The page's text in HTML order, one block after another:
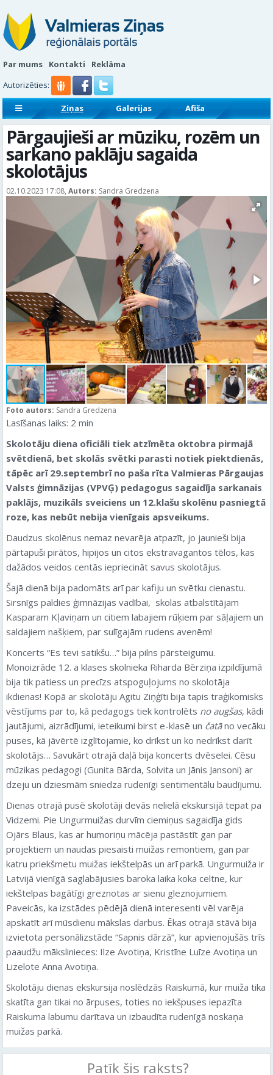
Par mums Kontakti
Reklāma
Autorizēties:
Ziņas Galerijas
Afiša
Sludinājumi
Reklāmraksti
Pārgaujieši ar mūziku, rozēm un
sarkano paklāju sagaida
skolotājus
02.10.2023 17:08, Autors: Sandra Gredzena
Foto autors: Sandra Gredzena
Lasīšanas laiks: 2 min
Skolotāju diena oficiāli tiek atzīmēta oktobra pirmajā
svētdienā, bet skolās svētki parasti notiek piektdienās,
tāpēc arī 29.septembrī no paša rīta Valmieras Pārgaujas
Valsts ģimnāzijas (VPVĢ) pedagogus sagaidīja sarkanais
paklājs, muzikāls sveiciens un 12.klašu skolēnu pasniegtā
roze, kas nebūt nebija vienīgais apsveikums.
Daudzus skolēnus nemaz nevarēja atpazīt, jo jaunieši bija
pārtapuši pirātos, hipijos un citos ekstravagantos tēlos, kas
dažādos veidos centās iepriecināt savus skolotājus.
Šajā dienā bija padomāts arī par kafiju un svētku cienastu.
Sirsnīgs paldies ģimnāzijas vadībai, skolas atbalstītājam
Kasparam Kļaviņam un citiem labajiem rūķiem par sāļajiem un
saldajiem našķiem, par sulīgajām rudens avenēm!
Koncerts “Es tevi satikšu…” bija pilns pārsteigumu.
Monoizrāde 12. a klases skolnieka Riharda Bērziņa izpildījumā
bija tik patiess un precīzs atspoguļojums no skolotāja
ikdienas! Kopā ar skolotāju Agitu Ziņģīti bija tapis traģikomisks
vēstījums par to, kā pedagogs tiek kontrolēts no augšas, kādi
jautājumi, aizrādījumi, ieteikumi birst e-klasē un čatāno vecāku
puses, kā jāvērtē izglītojamie, ko drīkst un ko nedrīkst darīt
skolotājs… Savukārt otrajā daļā bija koncerts dvēselei. Cēsu
mūzikas pedagogi (Gunita Bārda, Solvita un Jānis Jansoni) ar
dzeju un dziesmām sniedza rudenīgi sentimentālu baudījumu.
Dienas otrajā pusē skolotāji devās nelielā ekskursijā tepat pa
Vidzemi. Pie Ungurmuižas durvīm ciemiņus sagaidīja gids
Ojārs Blaus, kas ar humoriņu mācēja pastāstīt gan par
projektiem un naudas piesaisti muižas remontiem, gan par
katru priekšmetu muižas iekštelpās un arī parkā. Ungurmuiža ir
Latvijā vienīgā saglabājusies baroka laika koka celtne, kur
iekštelpas bagātīgi greznotas ar sienu gleznojumiem.
Paveicās, ka izstādes pēdējā dienā interesenti vēl varēja
apskatīt arī mūsdienu mākslas darbus. Ēkas otrajā stāvā bija
izvietota personālizstāde “Sapnis dārzā”, kur apvienojušās trīs
paaudžu mākslinieces: Ilze Avotiņa, Kristīne Luīze Avotiņa un
Lizelote Anna Avotiņa.
Skolotāju dienas ekskursija noslēdzās Raiskumā, kur muiža tika
skatīta gan tikai no ārpuses, toties no iekšpuses iepazīta
Raiskuma labumu darītava un izbaudīta rudenīgā noskaņa
muižas parkā.
Patīk šis raksts?